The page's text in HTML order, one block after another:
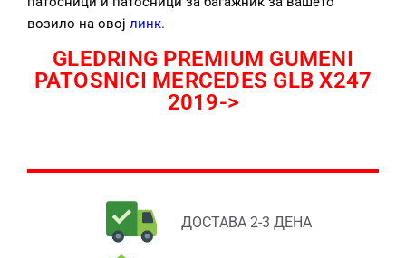
возило на овој линк.
GLEDRING PREMIUM GUMENI
PATOSNICI MERCEDES GLB X247
2019->
ДОСТАВА 2-3 ДЕНА